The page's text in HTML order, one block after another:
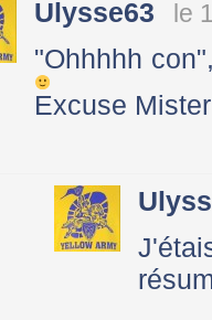
Ulysse63 le
"Ohhhhh
Excuse